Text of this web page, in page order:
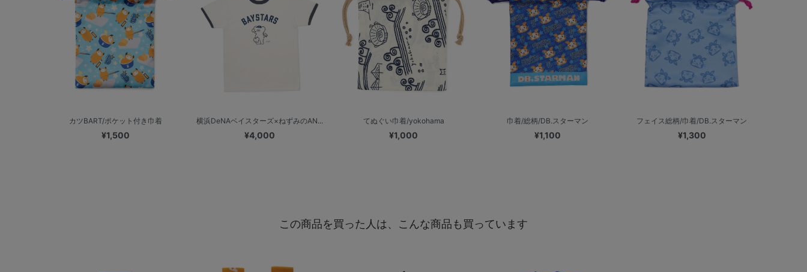
カツBART/ポケット付き巾着
¥1,500
横浜DeNAベイスターズ×ねずみのAN...
¥4,000
てぬぐい巾着/yokohama
¥1,000
巾着/総柄/DB.スターマン
¥1,100
フェイス総柄/巾着/DB.スターマン
¥1,300
この商品を買った人は、こんな商品も買っています